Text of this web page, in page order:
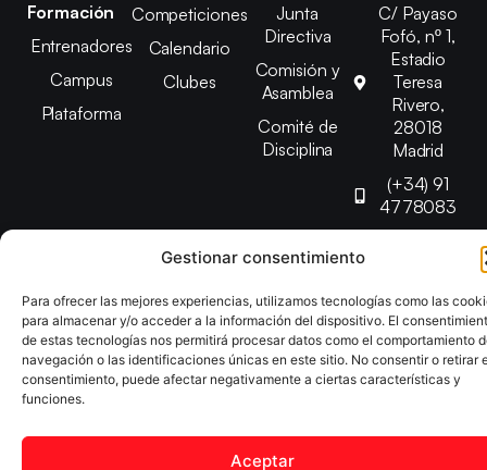
Gestionar consentimiento
Para ofrecer las mejores experiencias, utilizamos tecnologías como las
para almacenar y/o acceder a la información del dispositivo. El
de estas tecnologías nos permitirá procesar datos como el comportamiento
navegación o las identificaciones únicas en este sitio. No consentir o retirar
consentimiento, puede afectar negativamente a ciertas características y
funciones.
Aceptar
Formación
Entrenadores
Campus
Plataforma
Competiciones
Calendario
Clubes
Junta
Directiva
Comisión y
Asamblea
Comité de
Disciplina
C/ Payaso
Fofó, nº 1,
Estadio
Teresa
Rivero,
28018
Madrid
(+34) 91
4778083
Copyright © 2025 Federación Madrileña de Tenis de Mesa |
Desarrollado porTOOOLS
Aviso Legal Política de Cookies